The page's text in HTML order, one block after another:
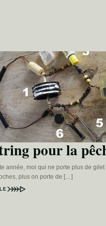
pour la
année, moi qui ne porte plus de
plus on porte de […]